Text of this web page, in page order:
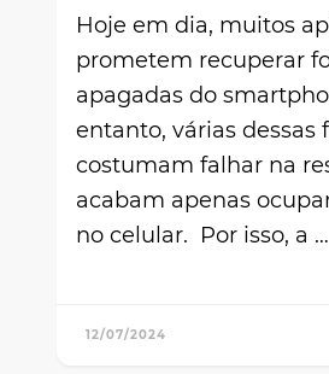
Hoje em dia, muitos
prometem recuperar
apagadas do
entanto, várias dessas
costumam falhar na
acabam apenas
no celular. Por isso, a …
12/07/2024